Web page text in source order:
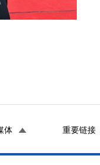
体 重要链接